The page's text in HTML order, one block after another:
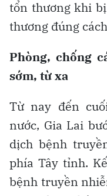
tổn thương khi
thương đúng
Phòng, chống
sớm, từ xa
Từ nay đến
nước, Gia Lai
dịch bệnh
phía Tây tỉnh.
bệnh truyền